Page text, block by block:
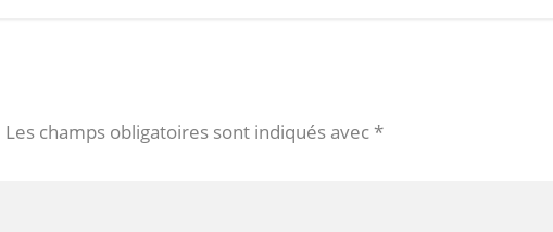
Les champs obligatoires sont indiqués avec*